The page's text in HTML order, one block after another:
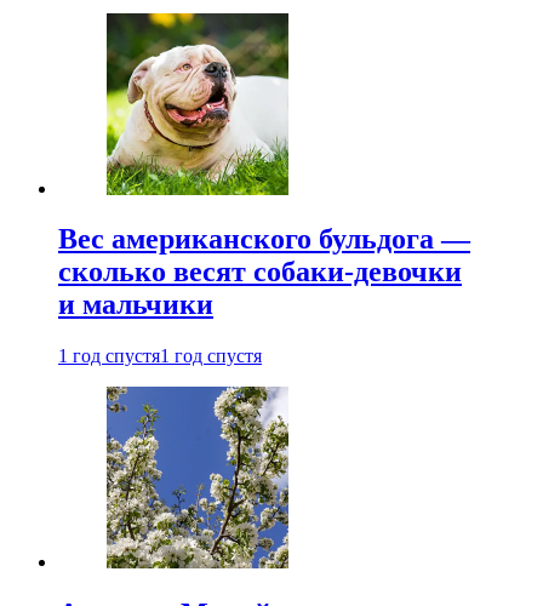
Вес американского бульдога —
сколько весят собаки-девочки
и мальчики
1 год спустя1 год спустя